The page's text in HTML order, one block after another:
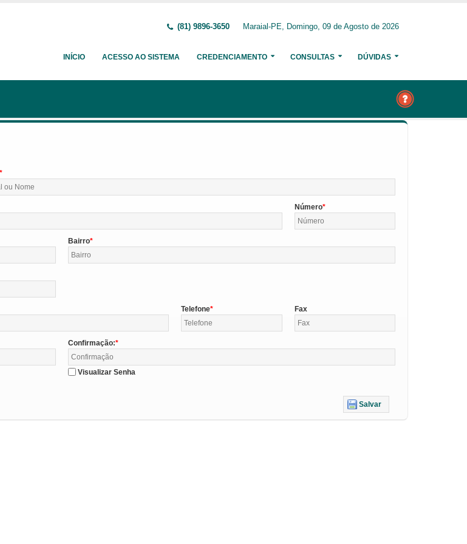
(81) 9896-3650 Maraial-PE, Domingo, 09 de Agosto de 2026
INÍCIO ACESSO AO SISTEMA CREDENCIAMENTO CONSULTAS DÚVIDAS
Número
Bairro
Telefone Fax
Confirmação:
Visualizar Senha
Salvar